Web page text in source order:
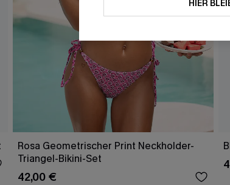
Rosa Geometrischer Print Neckholder-
Triangel-Bikini-Set
42,00 €
HIER